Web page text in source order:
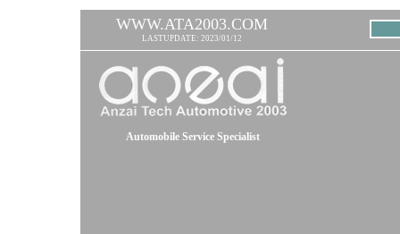
WWW.ATA2003.COM
LASTUPDATE: 2023/01/12
Automobile Service Specialist